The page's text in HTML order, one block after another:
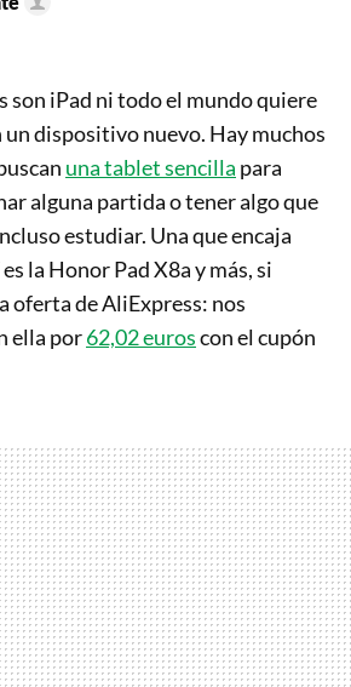
son iPad ni todo el mundo quiere
un dispositivo nuevo. Hay muchos
una tablet sencilla para
alguna partida o tener algo que
estudiar. Una que encaja
la Honor Pad X8a y más, si
oferta de AliExpress: nos
ella por62,02 euroscon el cupón